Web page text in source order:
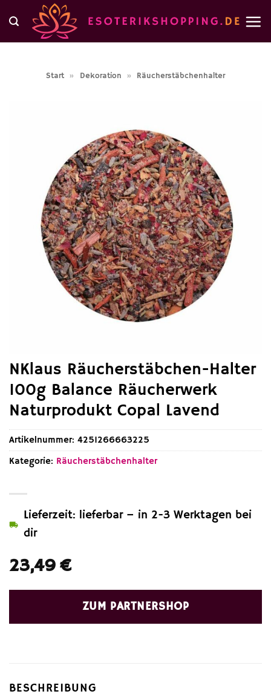
Inhalt
springen
Start » Dekoration » Räucherstäbchenhalter
NKlaus Räucherstäbchen-Halter
100g Balance Räucherwerk
Naturprodukt Copal Lavend
23,49€
Lieferzeit: lieferbar – in 2-3 Werktagen bei
dir
ZUM PARTNERSHOP
Artikelnummer: 4251266663225
Kategorie: Räucherstäbchenhalter
BESCHREIBUNG